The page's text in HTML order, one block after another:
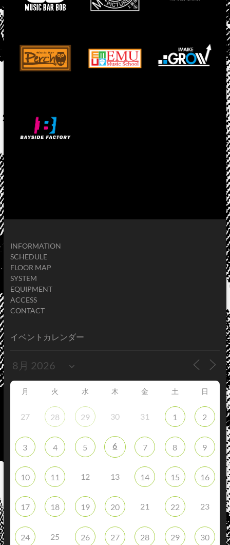
INFORMATION
SCHEDULE
FLOOR MAP
SYSTEM
EQUIPMENT
ACCESS
CONTACT
イベントカレンダー
月 火 水 木 金 土 日
27 28 29 30 31 1 2
3 4 5 6 7 8 9
10 11 12 13 14 15 16
17 18 19 20 21 22 23
24 25 26 27 28 29 30